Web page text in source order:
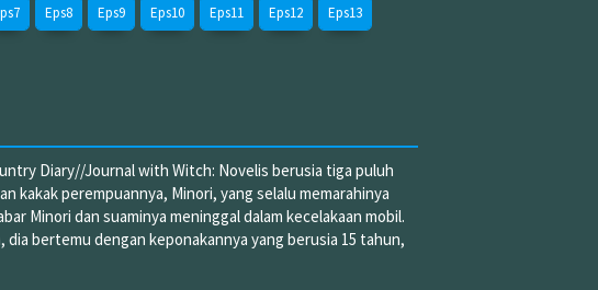
Eps8 Eps9 Eps10 Eps11 Eps12 Eps13
Diary//Journal with Witch: Novelis berusia tiga puluh
kakak perempuannya, Minori, yang selalu memarahinya
Minori dan suaminya meninggal dalam kecelakaan mobil.
bertemu dengan keponakannya yang berusia 15 tahun,